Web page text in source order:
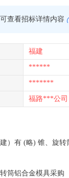
查看招标详情内容
福建
******
*******
福路***公司
）有 (略) 锥、旋
筒铝合金模具采购